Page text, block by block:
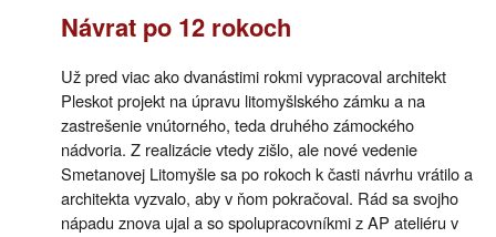
Návrat po 12 rokoch
Už pred viac ako dvanástimi rokmi vypracoval architekt
Pleskot projekt na úpravu litomyšlského zámku a na
zastrešenie vnútorného, teda druhého zámockého
nádvoria. Z realizácie vtedy zišlo, ale nové vedenie
Smetanovej Litomyšle sa po rokoch k časti návrhu vrátilo a
architekta vyzvalo, aby v ňom pokračoval. Rád sa svojho
nápadu znova ujal a so spolupracovníkmi z AP ateliéru v